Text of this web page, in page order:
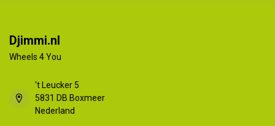
Djimmi.nl
Wheels 4 You
't Leucker 5
5831 DB Boxmeer
Nederland